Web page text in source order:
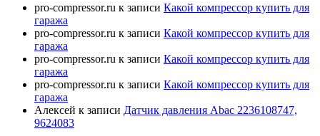
pro-compressor.ru к записи Какой компрессор купить для
гаража
pro-compressor.ru к записи Какой компрессор купить для
гаража
pro-compressor.ru к записи Какой компрессор купить для
гаража
pro-compressor.ru к записи Какой компрессор купить для
гаража
Алексей к записи Датчик давления Abac 2236108747,
9624083